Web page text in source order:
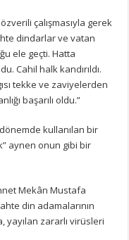
çalışmasıyla gerek
dindarlar ve vatan
ele geçti. Hatta
Cahil halk kandırıldı.
tekke ve zaviyelerden
başarılı oldu.”
kullanılan bir
aynen onun gibi bir
Mekân Mustafa
din adamalarının
yayılan zararlı virüsleri